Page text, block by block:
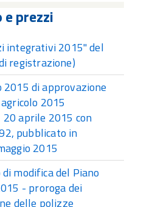
prezzi
integrativi 2015" del
registrazione)
di approvazione
2015
20 aprile 2015 con
pubblicato in
2015
modifica del Piano
- proroga dei
delle polizze